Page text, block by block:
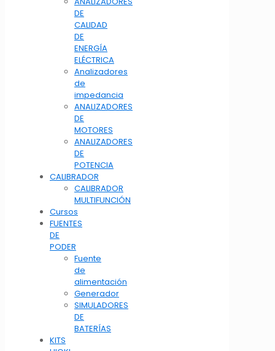
DE
CALIDAD
DE
ENERGÍA
ELÉCTRICA
Analizadores
de
impedancia
ANALIZADORES
DE
MOTORES
ANALIZADORES
DE
POTENCIA
CALIBRADOR
CALIBRADOR
MULTIFUNCIÓN
Cursos
FUENTES
DE
PODER
Fuente
de
alimentación
Generador
SIMULADORES
DE
BATERÍAS
KITS